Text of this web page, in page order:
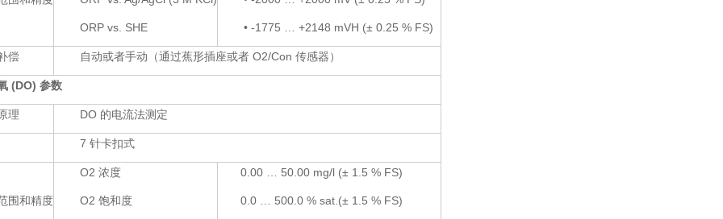
ORP vs. SHE • -1775 … +2148 mVH (± 0.25 % FS)
偿 自动或者手动（通过蕉形插座或者 O2/Con 传感器）
(DO) 参数
理 DO 的电流法测定
7 针卡扣式
围和精度
O2 浓度
O2 饱和度
0.00 … 50.00 mg/l (± 1.5 % FS)
0.0 … 500.0 % sat.(± 1.5 % FS)